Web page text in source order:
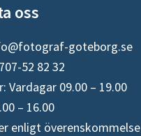
oss
goteborg.se
52 82 32
Vardagar 09.00 – 19.00
– 16.00
enligt överenskommelse